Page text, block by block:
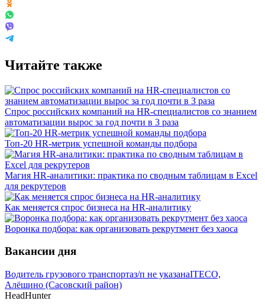
Читайте также
Спрос российских компаний на HR-специалистов со знанием
автоматизации вырос за год почти в 3 раза
Топ-20 HR-метрик успешной команды подбора
Магия HR-аналитики: практика по сводным таблицам в Excel
для рекрутеров
Как меняется спрос бизнеса на HR-аналитику
Воронка подбора: как организовать рекрутмент без хаоса
Вакансии дня
Водитель грузового транспортаз/п не указанаITECO,
Алёшино (Сасовский район)
HeadHunter